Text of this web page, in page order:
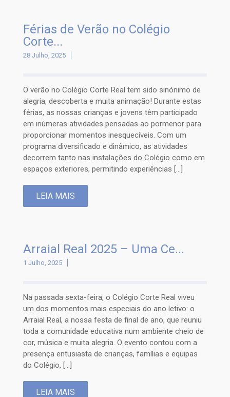
Férias de Verão no Colégio
Corte...
28 Julho, 2025
O verão no Colégio Corte Real tem sido sinónimo de
alegria, descoberta e muita animação! Durante estas
férias, as nossas crianças e jovens têm participado
em inúmeras atividades pensadas ao pormenor para
proporcionar momentos inesquecíveis. Com um
programa diversificado e dinâmico, as atividades
decorrem tanto nas instalações do Colégio como em
espaços exteriores, permitindo experiências […]
LEIA MAIS
Arraial Real 2025 – Uma Ce...
1 Julho, 2025
Na passada sexta-feira, o Colégio Corte Real viveu
um dos momentos mais especiais do ano letivo: o
Arraial Real, a nossa festa de final de ano, que reuniu
toda a comunidade educativa num ambiente cheio de
cor, música e muita alegria. O evento contou com a
presença entusiasta de crianças, famílias e equipas
do Colégio, […]
LEIA MAIS